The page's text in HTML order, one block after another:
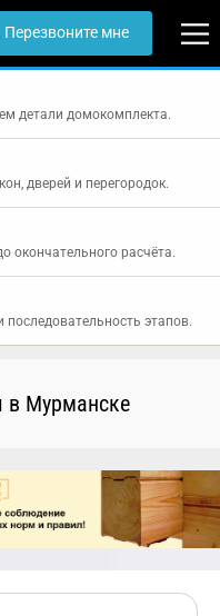
Перезвоните мне
детали домокомплекта.
дверей и перегородок.
окончательного расчёта.
этапов.
Мурманске